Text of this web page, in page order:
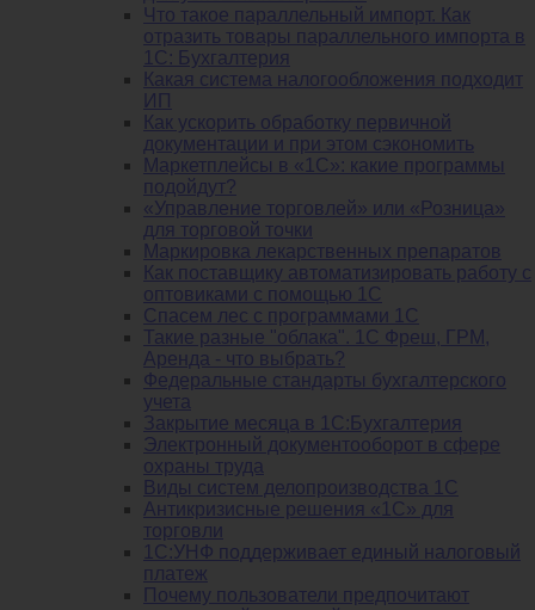
Что такое параллельный импорт. Как
отразить товары параллельного импорта в
1С: Бухгалтерия
Какая система налогообложения подходит
ИП
Как ускорить обработку первичной
документации и при этом сэкономить
Маркетплейсы в «1С»: какие программы
подойдут?
«Управление торговлей» или «Розница»
для торговой точки
Маркировка лекарственных препаратов
Как поставщику автоматизировать работу с
оптовиками с помощью 1С
Спасем лес с программами 1С
Такие разные "облака". 1С Фреш, ГРМ,
Аренда - что выбрать?
Федеральные стандарты бухгалтерского
учета
Закрытие месяца в 1С:Бухгалтерия
Электронный документооборот в сфере
охраны труда
Виды систем делопроизводства 1C
Антикризисные решения «1С» для
торговли
1С:УНФ поддерживает единый налоговый
платеж
Почему пользователи предпочитают